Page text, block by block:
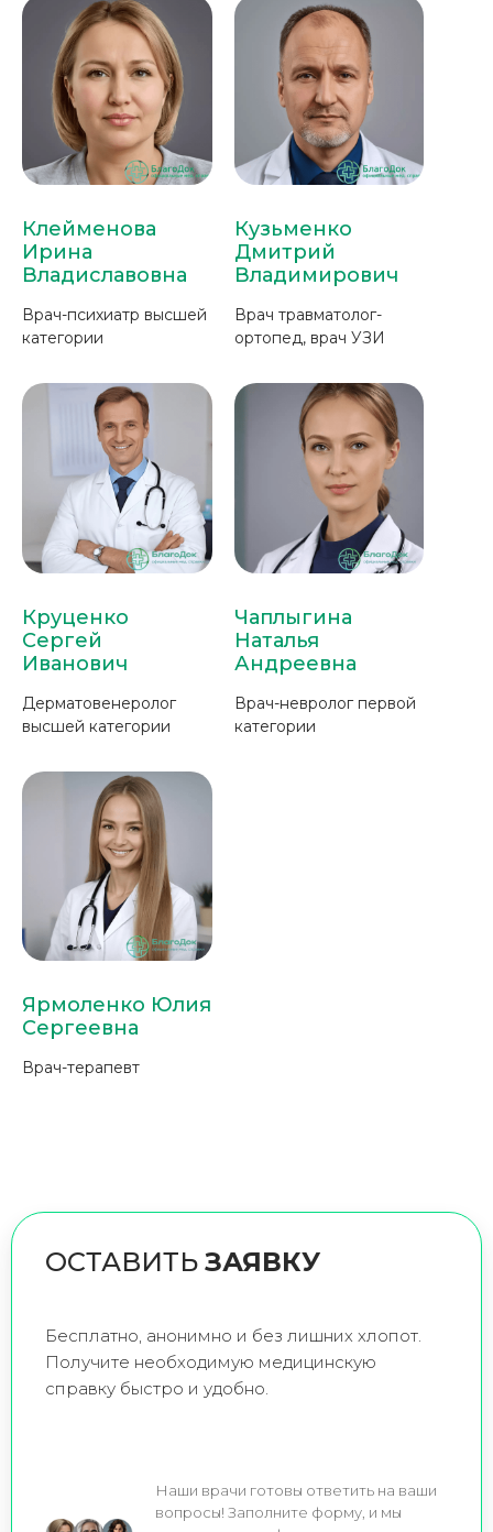
Клейменова
Ирина
Владиславовна
Врач-психиатр высшей
категории
Кузьменко
Дмитрий
Владимирович
Врач травматолог-
ортопед, врач УЗИ
Круценко
Сергей
Иванович
Дерматовенеролог
высшей категории
Чаплыгина
Наталья
Андреевна
Врач-невролог первой
категории
Ярмоленко Юлия
Сергеевна
Врач-терапевт
ОСТАВИТЬ ЗАЯВКУ
Бесплатно, анонимно и без лишних хлопот.
Получите необходимую медицинскую
справку быстро и удобно.
Наши врачи готовы ответить на ваши
вопросы! Заполните форму, и мы